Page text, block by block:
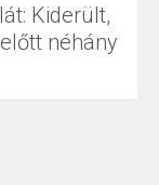
Kiderült,
néhány